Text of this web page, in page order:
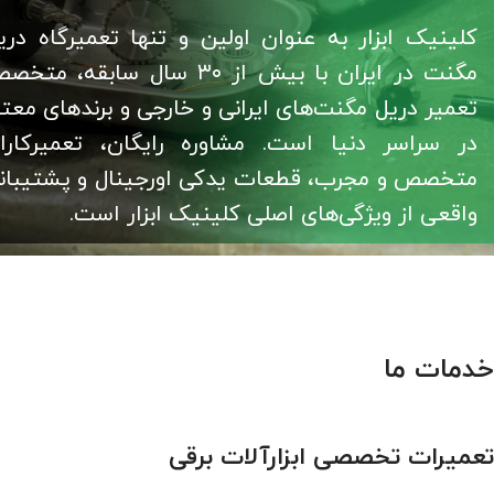
کلینیک ابزار به عنوان اولین و تنها تعمیرگاه
مگنت در ایران با بیش از ۳۰ سال سابقه،
تعمیر دریل مگنت‌های ایرانی و خارجی و برندهای
در سراسر دنیا است. مشاوره رایگان،
متخصص و مجرب، قطعات یدکی اورجینال و
واقعی از ویژگی‌های اصلی کلینیک ابزار است.
خدمات ما
تعمیرات تخصصی ابزارآلات برقی